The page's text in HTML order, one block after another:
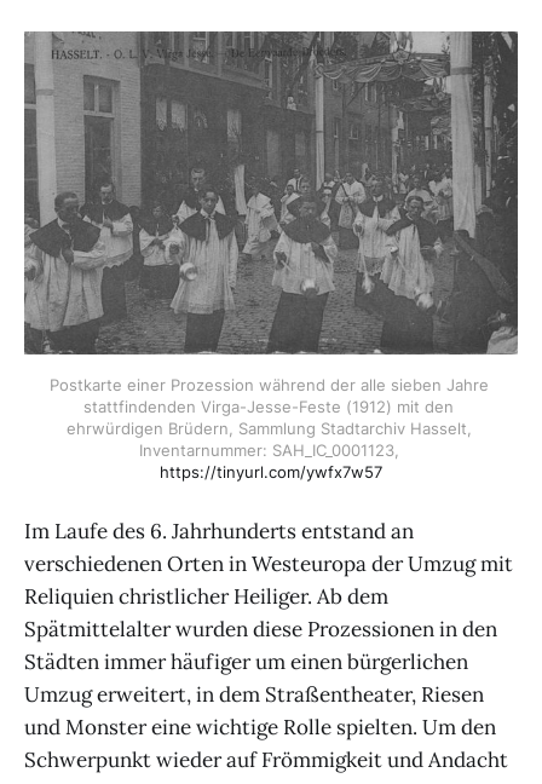
Postkarte einer Prozession während der alle sieben Jahre
stattfindenden Virga-Jesse-Feste (1912) mit den
ehrwürdigen Brüdern, Sammlung Stadtarchiv Hasselt,
https://tinyurl.com/ywfx7w57
Im Laufe des 6. Jahrhunderts entstand an
verschiedenen Orten in Westeuropa der Umzug mit
Reliquien christlicher Heiliger. Ab dem
Spätmittelalter wurden diese Prozessionen in den
Städten immer häufiger um einen bürgerlichen
Umzug erweitert, in dem Straßentheater, Riesen
und Monster eine wichtige Rolle spielten. Um den
Schwerpunkt wieder auf Frömmigkeit und Andacht